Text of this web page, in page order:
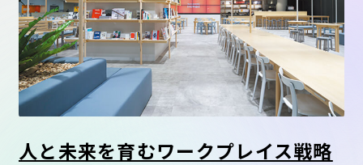
人と未来を育むワークプレイス戦略